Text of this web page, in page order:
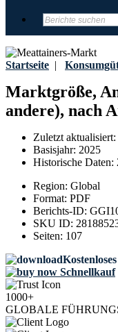
Startseite |
Marktgröße,
andere), nach
Zuletzt aktualisiert:
Basisjahr: 2025
Historische Daten:
Region: Global
Format: PDF
Berichts-ID:
SKU ID:
Seiten: 107
Schnellkauf
1000+
GLOBALE